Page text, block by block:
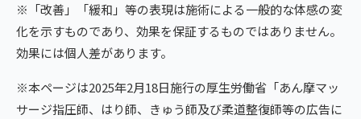
※「改善」「緩和」等の表現は施術による一般的な体感の変
化を示すものであり、効果を保証するものではありません。
効果には個人差があります。
※本ページは2025年2月18日施行の厚生労働省「あん摩マッ
サージ指圧師、はり師、きゅう師及び柔道整復師等の広告に